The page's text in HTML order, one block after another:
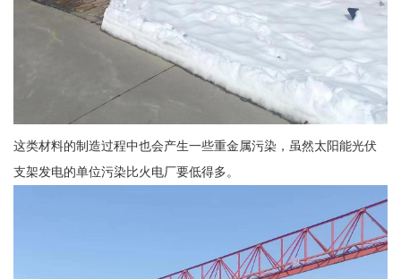
这类材料的制造过程中也会产生一些重金属污染，虽然太阳能光伏
支架发电的单位污染比火电厂要低得多。